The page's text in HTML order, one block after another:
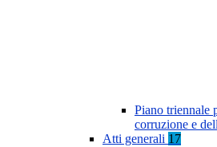
Piano triennale
corruzione e
Atti generali 17